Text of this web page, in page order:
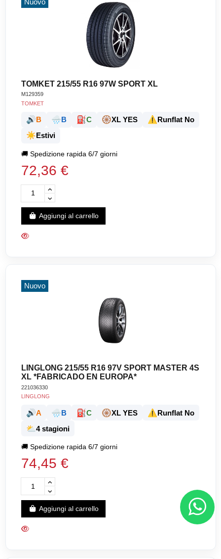
TOMKET 215/55 R16 97W SPORT XL
M129359
TOMKET
🔊 B 🌧️ B ⛽C 🛞XL YES ⚠️ Runflat No
☀️ Estivi
🚚Spedizione rapida 6/7 giorni
72,36 €
Aggiungi al carrello
Nuovo
LINGLONG 215/55 R16 97V SPORT MASTER 4S
XL *FABRICADO EN EUROPA*
221036330
LINGLONG
🔊A 🌧️B ⛽C 🛞XL YES ⚠️Runflat No
⛅4 stagioni
🚚Spedizione rapida 6/7 giorni
74,45 €
Aggiungi al carrello